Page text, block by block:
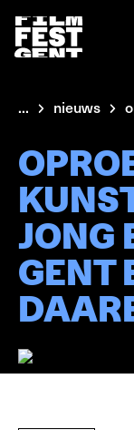
... nieuws
JONG
GENT